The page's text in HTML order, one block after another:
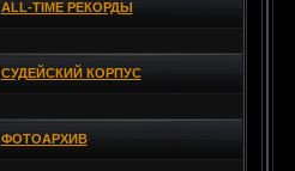
ALL-TIME РЕКОРДЫ
СУДЕЙСКИЙ КОРПУС
ФОТОАРХИВ